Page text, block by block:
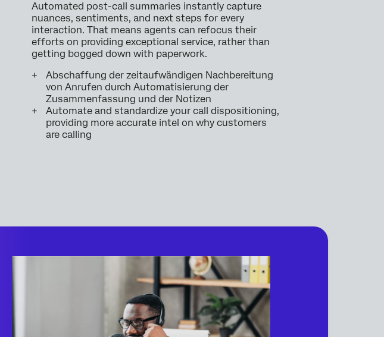
Automated post-call summaries instantly capture
nuances, sentiments, and next steps for every
interaction. That means agents can refocus their
efforts on providing exceptional service, rather than
getting bogged down with paperwork.
Abschaffung der zeitaufwändigen Nachbereitung
von Anrufen durch Automatisierung der
Zusammenfassung und der Notizen
Automate and standardize your call dispositioning,
providing more accurate intel on why customers
are calling